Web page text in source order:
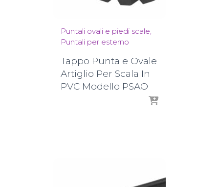
Puntali ovali e piedi scale
Puntali per esterno
Tappo Puntale Ovale
Artiglio Per Scala In
PVC Modello PSAO